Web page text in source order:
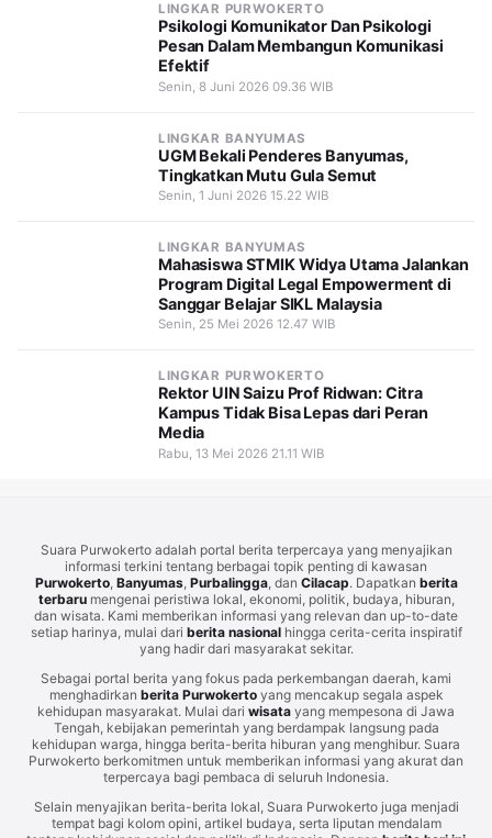
LINGKAR PURWOKERTO
Psikologi Komunikator Dan Psikologi
Pesan Dalam Membangun Komunikasi
Efektif
Senin, 8 Juni 2026 09.36 WIB
LINGKAR BANYUMAS
UGM Bekali Penderes Banyumas,
Tingkatkan Mutu Gula Semut
Senin, 1 Juni 2026 15.22 WIB
LINGKAR BANYUMAS
Mahasiswa STMIK Widya Utama Jalankan
Program Digital Legal Empowerment di
Sanggar Belajar SIKL Malaysia
Senin, 25 Mei 2026 12.47 WIB
LINGKAR PURWOKERTO
Rektor UIN Saizu Prof Ridwan: Citra
Kampus Tidak Bisa Lepas dari Peran
Media
Rabu, 13 Mei 2026 21.11 WIB
Suara Purwokerto adalah portal berita terpercaya yang menyajikan
informasi terkini tentang berbagai topik penting di kawasan
Purwokerto, Banyumas, Purbalingga, dan Cilacap. Dapatkan berita
terbarumengenai peristiwa lokal, ekonomi, politik, budaya, hiburan,
dan wisata. Kami memberikan informasi yang relevan dan up-to-date
setiap harinya, mulai dari berita nasionalhingga cerita-cerita inspiratif
yang hadir dari masyarakat sekitar.
Sebagai portal berita yang fokus pada perkembangan daerah, kami
menghadirkan berita Purwokertoyang mencakup segala aspek
kehidupan masyarakat. Mulai dari wisata yang mempesona di Jawa
Tengah, kebijakan pemerintah yang berdampak langsung pada
kehidupan warga, hingga berita-berita hiburan yang menghibur. Suara
Purwokerto berkomitmen untuk memberikan informasi yang akurat dan
terpercaya bagi pembaca di seluruh Indonesia.
Selain menyajikan berita-berita lokal, Suara Purwokerto juga menjadi
tempat bagi kolom opini, artikel budaya, serta liputan mendalam